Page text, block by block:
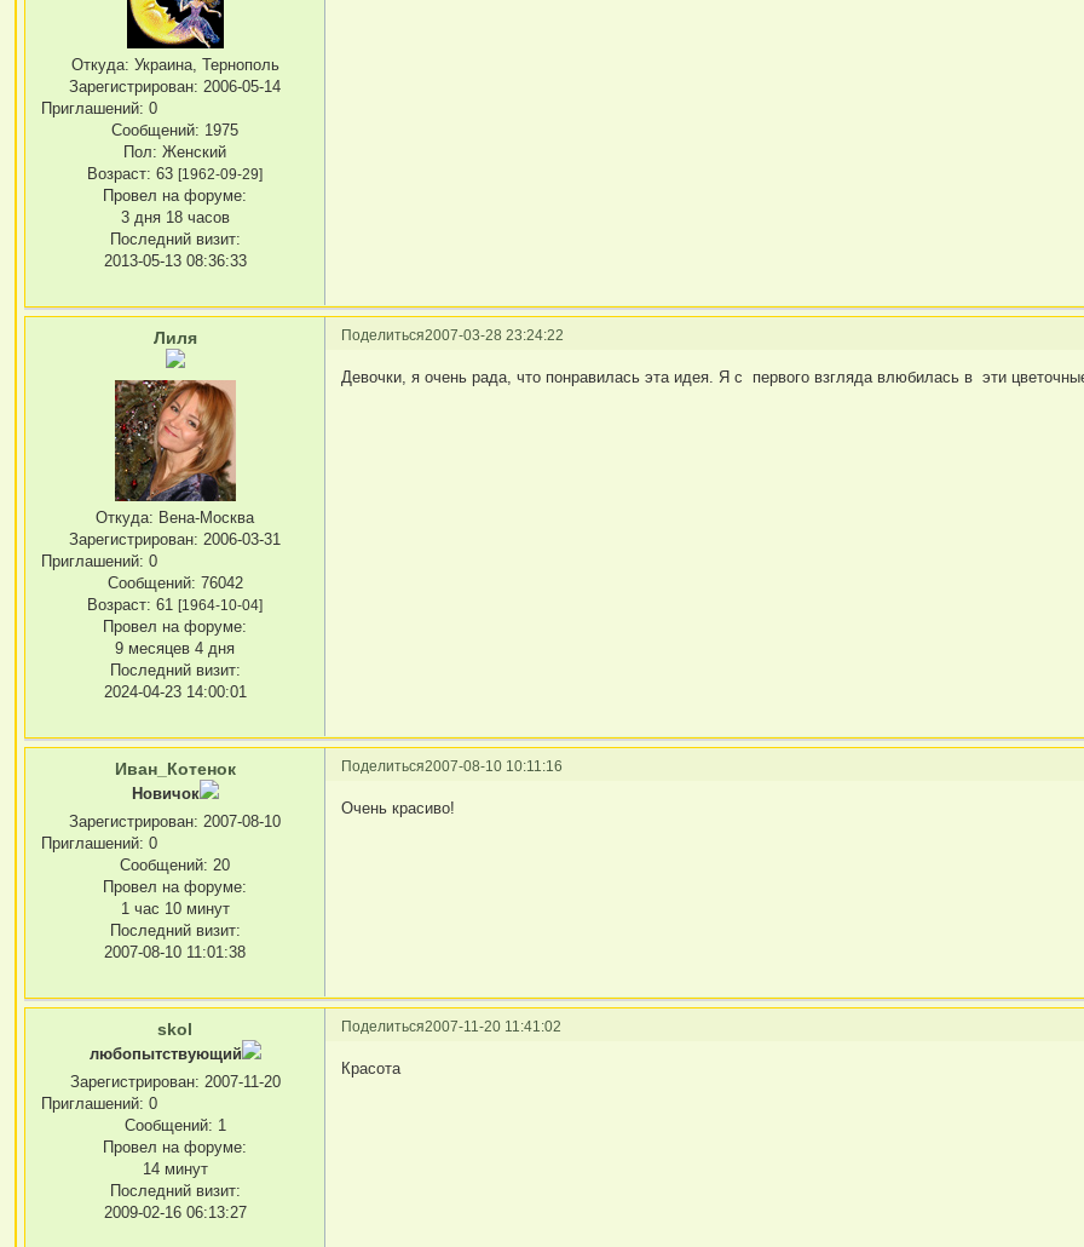
Откуда: Украина, Тернополь
Зарегистрирован: 2006-05-14
Приглашений: 0
Сообщений: 1975
Пол: Женский
Возраст: 63[1962-09-29]
Провел на форуме:
3 дня 18 часов
Последний визит:
2013-05-13 08:36:33
Поделиться2007-03-28 23:24:22
Лиля
Откуда: Вена-Москва
Зарегистрирован: 2006-03-31
Приглашений: 0
Сообщений: 76042
Возраст: 61[1964-10-04]
Провел на форуме:
9 месяцев 4 дня
Последний визит:
2024-04-23 14:00:01
Девочки, я очень рада, что понравилась эта идея. Я с первого взгляда влюбилась в эти
Поделиться2007-08-10 10:11:16
Иван_Котенок
Новичок
Зарегистрирован: 2007-08-10
Приглашений: 0
Сообщений: 20
Провел на форуме:
1 час 10 минут
Последний визит:
2007-08-10 11:01:38
Очень красиво!
Поделиться2007-11-20 11:41:02
skol
любопытствующий
Зарегистрирован: 2007-11-20
Приглашений: 0
Сообщений: 1
Провел на форуме:
14 минут
Последний визит:
2009-02-16 06:13:27
Красота